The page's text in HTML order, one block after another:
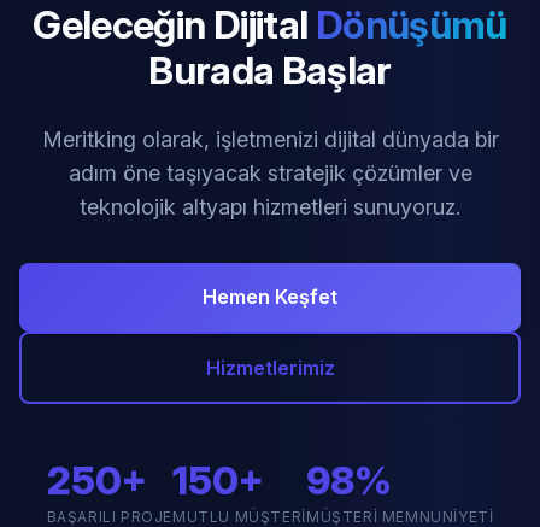
Geleceğin Dijital Dönüşümü
Burada Başlar
Meritking olarak, işletmenizi dijital dünyada bir
adım öne taşıyacak stratejik çözümler ve
teknolojik altyapı hizmetleri sunuyoruz.
Hemen Keşfet
Hizmetlerimiz
250+
BAŞARILI PROJE
150+
MUTLU MÜŞTERI
98%
MÜŞTERI MEMNUNIYETI